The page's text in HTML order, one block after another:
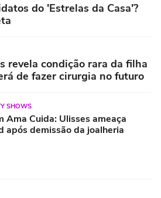
do 'Estrelas da Casa'?
revela condição rara da filha
de fazer cirurgia no futuro
SHOWS
Ama Cuida: Ulisses ameaça
após demissão da joalheria